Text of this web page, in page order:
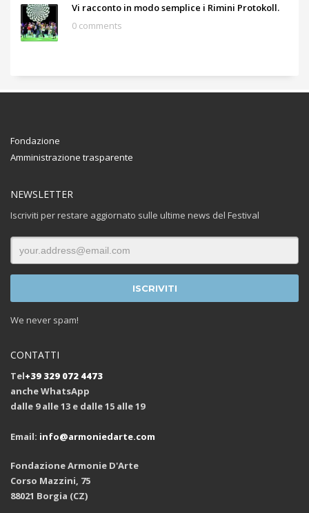
Vi racconto in modo semplice i Rimini Protokoll.
0 comments
Fondazione
Amministrazione trasparente
NEWSLETTER
Iscriviti per restare aggiornato sulle ultime news del Festival
We never spam!
CONTATTI
Tel+39 329 072 4473
anche WhatsApp
dalle 9 alle 13 e dalle 15 alle 19
Email: info@armoniedarte.com
Fondazione Armonie D'Arte
Corso Mazzini, 75
88021 Borgia (CZ)